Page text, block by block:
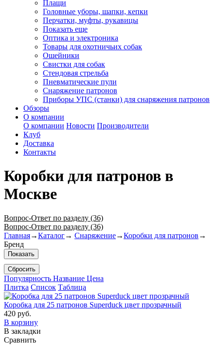
Плащи
Головные уборы, шапки, кепки
Перчатки, муфты, рукавицы
Показать еще
Оптика и электроника
Товары для охотничьих собак
Ошейники
Свистки для собак
Стендовая стрельба
Пневматические пули
Снаряжение патронов
Приборы УПС (станки) для снаряжения патронов
Обзоры
О компании
О компании Новости Производители
Клуб
Доставка
Контакты
Коробки для патронов в
Москве
Вопрос-Ответ по разделу (36)
Вопрос-Ответ по разделу (36)
Главная→Каталог→ Снаряжение→Коробки для патронов →
Бренд
Показать
Сбросить
Популярность Название Цена
Плитка Список Таблица
Коробка для 25 патронов Superduck цвет прозрачный
420 руб.
В корзину
В закладки
Сравнить